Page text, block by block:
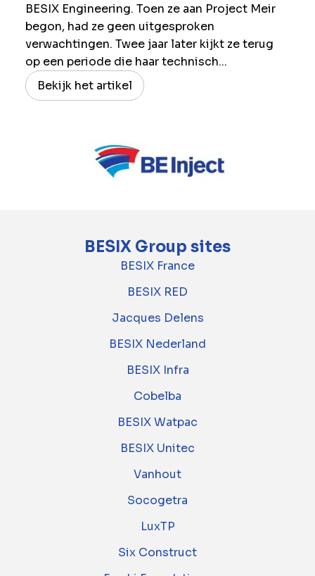
BESIX Engineering. Toen ze aan Project Meir
begon, had ze geen uitgesproken
verwachtingen. Twee jaar later kijkt ze terug
op een periode die haar technisch...
Bekijk het artikel
BESIX Group sites
BESIX France
BESIX RED
Jacques Delens
BESIX Nederland
BESIX Infra
Cobelba
BESIX Watpac
BESIX Unitec
Vanhout
Socogetra
LuxTP
Six Construct